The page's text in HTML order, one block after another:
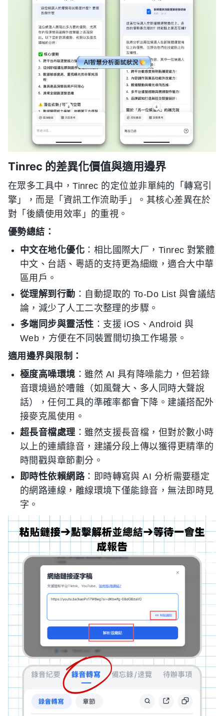
Tinrec 的差異化價值與適用邊界
在眾多工具中，Tinrec 的定位並非單純的「轉寫引
擎」，而是「資訊工作流助手」。其核心差異在於
對「後續使用效率」的重視。
優勢總結：
中文在地化優化 ：相比國際大厂，Tinrec 對繁體
中文、台語、粵語的支持更為細緻，適合大中華
區用戶。
從理解到行動 ：自動提取的 To-Do List 與會議結
論，減少了人工二次整理的步驟。
多端同步與靈活性 ：支援 iOS、Android 與
Web，方便在不同裝置間切換工作場景。
適用邊界與限制：
極度高噪環境 ：雖然 AI 具有降噪能力，但若錄
音環境過於嘈雜（如風聲大、多人同時大聲說
話），任何工具的準確率都會下降。建議搭配外
接麥克風使用。
超長音檔處理：雖然支援長音檔，但對於數小時
以上的連續錄音，建議分段上傳以獲得更精準的
時間戳與章節劃分。
即時性依賴網路：即時轉寫與 AI 分析需要穩定
的網路連線，離線環境下僅能錄音，無法即時見
字。